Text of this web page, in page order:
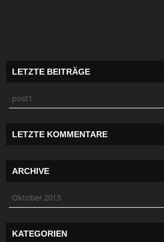
LETZTE BEITRÄGE
post1
LETZTE KOMMENTARE
ARCHIVE
Oktober 2013
KATEGORIEN